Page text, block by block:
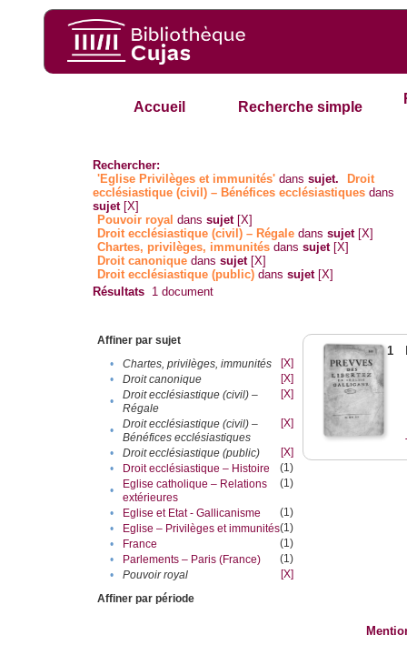
Accueil Recherche simple
Rechercher:
'Eglise Privilèges et immunités' danssujet.
Droit
ecclésiastique (civil) – Bénéfices ecclésiastiques dans
sujet [X]
Pouvoir royal danssujet [X]
Droit ecclésiastique (civil) – Régale danssujet [X]
Chartes, privilèges, immunités danssujet [X]
Droit canonique danssujet [X]
Droit ecclésiastique (public) danssujet [X]
Résultats 1 document
Affiner par sujet
•
Chartes, privilèges, immunités
[X]
•
Droit canonique
[X]
•
Droit ecclésiastique (civil) –
Régale
[X]
•
Droit ecclésiastique (civil) –
Bénéfices ecclésiastiques
[X]
• Droit ecclésiastique (public)
[X]
•
Droit ecclésiastique – Histoire
(1)
•
Eglise catholique – Relations
extérieures
(1)
• Eglise et Etat - Gallicanisme
(1)
•
Eglise – Privilèges et immunités(1)
•
France
(1)
•
Parlements – Paris (France)
(1)
•
Pouvoir royal
[X]
Affiner par période
1